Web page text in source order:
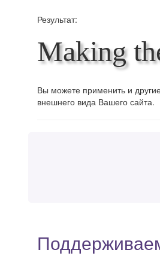
Результат:
Making
Вы можете применить и
внешнего вида Вашего сайта.